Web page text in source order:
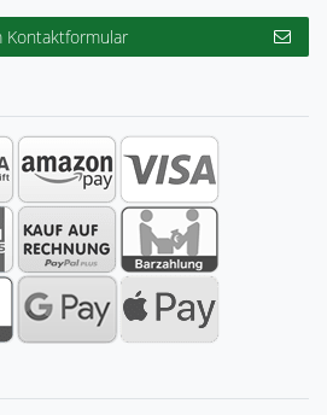
Kontaktformular